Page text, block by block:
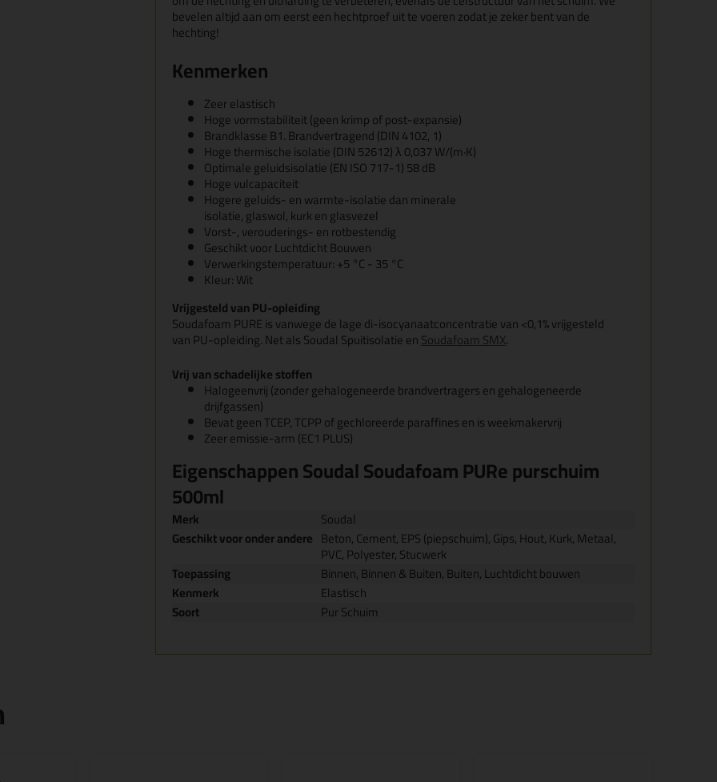
bevelen altijd aan om eerst een hechtproef uit te voeren zodat je zeker bent van de
hechting!
Kenmerken
Zeer elastisch
Hoge vormstabiliteit (geen krimp of post-expansie)
Brandklasse B1. Brandvertragend (DIN 4102, 1)
Hoge thermische isolatie (DIN 52612) λ 0,037 W/(m·K)
Optimale geluidsisolatie (EN ISO 717-1) 58 dB
Hoge vulcapaciteit
Hogere geluids- en warmte-isolatie dan minerale
isolatie, glaswol, kurk en glasvezel
Vorst-, verouderings- en rotbestendig
Geschikt voor Luchtdicht Bouwen
Verwerkingstemperatuur: +5 °C - 35 °C
Kleur: Wit
Vrijgesteld van PU-opleiding
Soudafoam PURE is vanwege de lage di-isocyanaatconcentratie van <0,1% vrijgesteld
van PU-opleiding. Net als Soudal Spuitisolatie enSoudafoam SMX.
Vrij van schadelijke stoffen
Halogeenvrij (zonder gehalogeneerde brandvertragers en gehalogeneerde
drijfgassen)
Bevat geen TCEP, TCPP of gechloreerde paraffines en is weekmakervrij
Zeer emissie-arm (EC1 PLUS)
Eigenschappen Soudal Soudafoam PURe purschuim
500ml
Merk
Soudal
Geschikt voor onder andere Beton, Cement, EPS (piepschuim), Gips, Hout, Kurk, Metaal,
PVC, Polyester, Stucwerk
Toepassing
Binnen, Binnen & Buiten, Buiten, Luchtdicht bouwen
Kenmerk
Elastisch
Soort
Pur Schuim